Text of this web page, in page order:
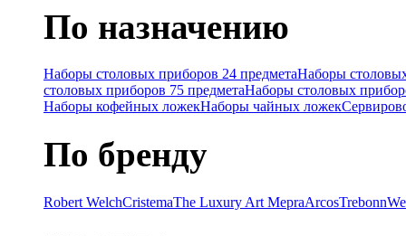
По назначению
Наборы столовых приборов 24 предметаНаборы
столовых приборов 75 предметаНаборы столовых
Наборы кофейных ложекНаборы чайных ложек
По бренду
Robert WelchCristemaThe Luxury Art MepraArcosTrebonn